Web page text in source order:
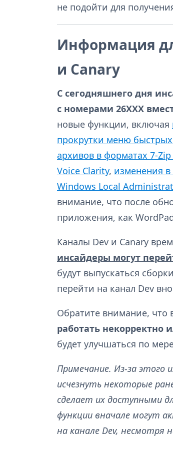
не подойти для
Информация
и Canary
С сегодняшнего дня
с номерами 26XXX
новые функции, включая
прокрутки меню
архивов в форматах 7-Zip
Voice Clarity, изменения в
Windows Local
внимание, что после
приложения, как
Каналы Dev и Canary
инсайдеры могут
будут выпускаться
перейти на канал Dev
Обратите внимание, что
работать некорректно
будет улучшаться по
Примечание. Из-за этого
исчезнуть некоторые
сделает их доступными
функции вначале могут
на канале Dev, несмотря